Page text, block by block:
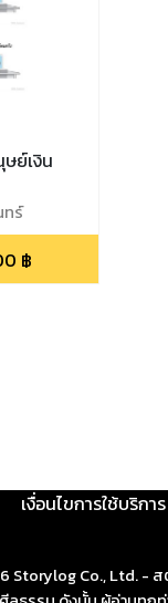
ษย์เงิน
ร์
฿
เงื่อนไขการใช้บริการ
Storylog Co., Ltd. -